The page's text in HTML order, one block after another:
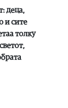
деца,
и сите
толку